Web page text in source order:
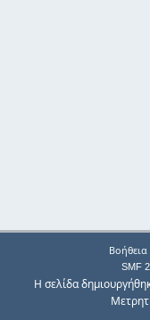
Βοήθεια
SMF
Η σελίδα